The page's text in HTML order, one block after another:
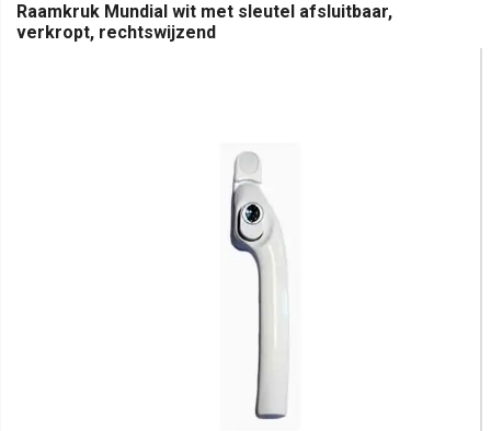
Raamkruk Mundial wit met sleutel afsluitbaar,
verkropt, rechtswijzend